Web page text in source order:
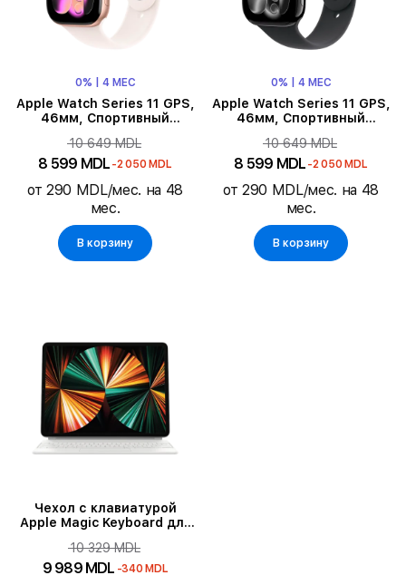
0% | 4 МЕС
Apple Watch Series 11 GPS,
46мм, Спортивный
розовый", M/L, Rose Gold
Aluminium
10 649 MDL
8 599 MDL -2 050 MDL
от 290 MDL/мес. на 48
мес.
В корзину
0% | 4 МЕС
Apple Watch Series 11 GPS,
46мм, Спортивный
Jet Black Aluminium
10 649 MDL
8 599 MDL -2 050 MDL
от 290 MDL/мес. на 48
мес.
В корзину
Чехол с клавиатурой
Apple Magic Keyboard для
Белый
10 329 MDL
9 989 MDL -340 MDL